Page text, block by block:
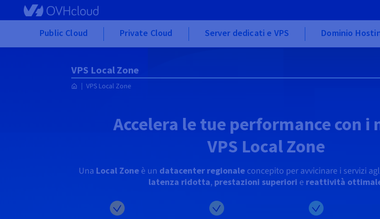
to
Public Cloud Private Cloud Server dedicati e VPS Dominio
VPS Local Zone
VPS Local Zone
Accelera le tue performance con i
VPS Local Zone
Una Local Zone è un datacenter regionale concepito per avvicinare i servizi
latenza ridotta, prestazioni superiori e reattività